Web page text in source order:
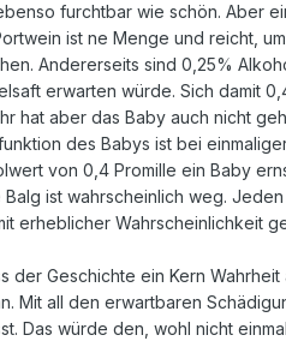
furchtbar wie schön. Aber
ist ne Menge und reicht,
Andererseits sind 0,25%
erwarten würde. Sich damit
hat aber das Baby auch nicht
des Babys ist bei
von 0,4 Promille ein Baby
ist wahrscheinlich weg.
erheblicher Wahrscheinlichkeit
der Geschichte ein Kern
Mit all den erwartbaren
Das würde den, wohl nicht